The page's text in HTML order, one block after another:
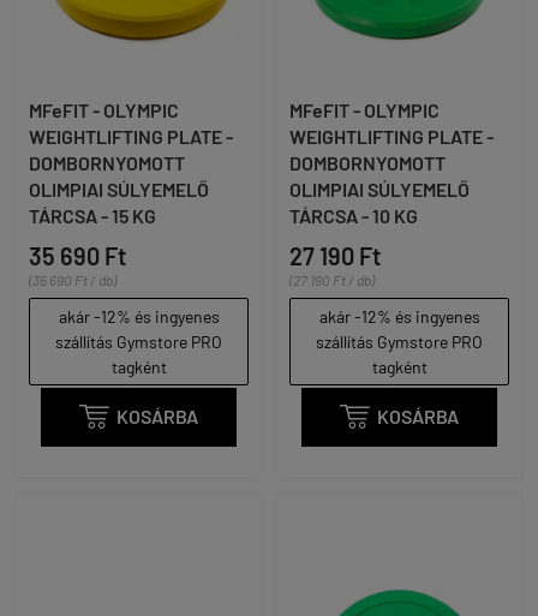
MFeFIT - OLYMPIC
WEIGHTLIFTING PLATE -
DOMBORNYOMOTT
OLIMPIAI SÚLYEMELŐ
TÁRCSA - 15 KG
35 690 Ft
(35 690 Ft / db)
akár -12% és ingyenes
szállítás Gymstore PRO
tagként
 KOSÁRBA
MFeFIT - OLYMPIC
WEIGHTLIFTING PLATE -
DOMBORNYOMOTT
OLIMPIAI SÚLYEMELŐ
TÁRCSA - 10 KG
27 190 Ft
(27 190 Ft / db)
akár -12% és ingyenes
szállítás Gymstore PRO
tagként
 KOSÁRBA